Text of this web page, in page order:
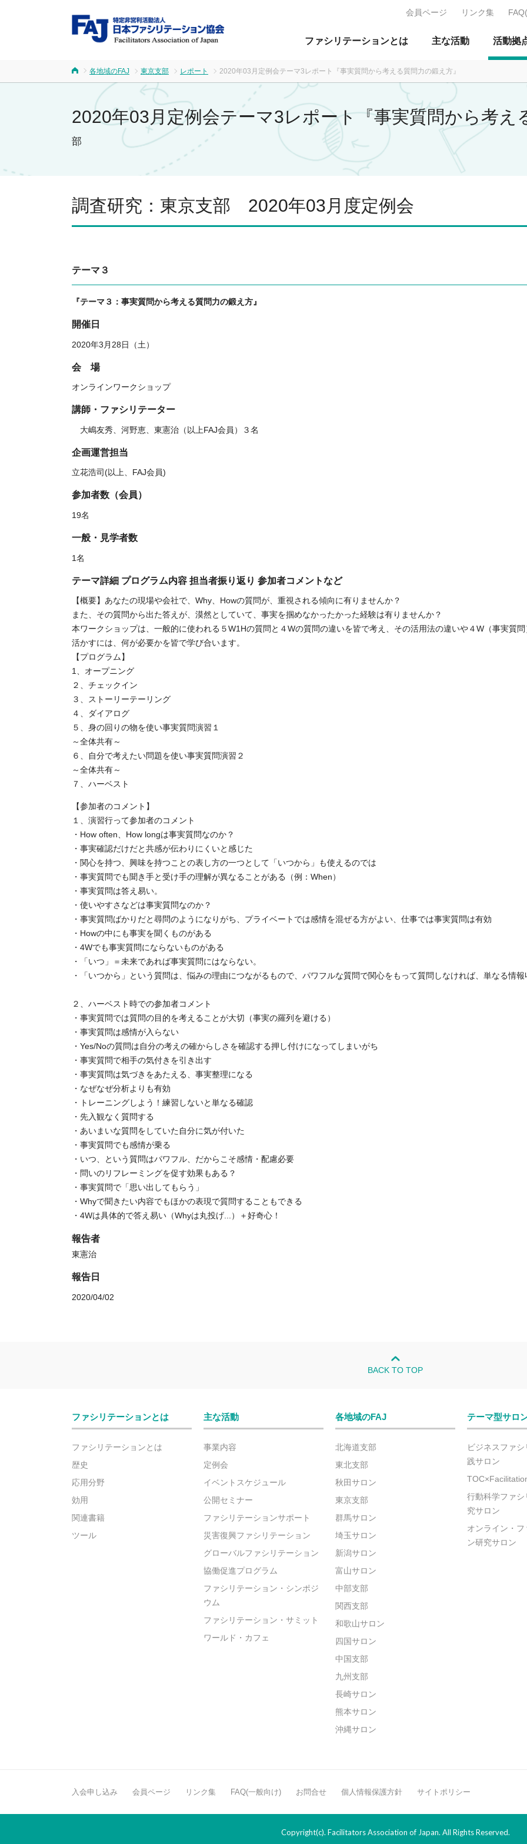
ファシリテーションとは 主な活動 活動拠
会員ページ リンク集
各地域のFAJ 東京支部 レポート 2020年03月定例会テーマ3レポート『事実質問から考える質問力の鍛え方』
2020年03月定例会テーマ3レポート『事実質問から考え
部
調査研究：東京支部 2020年03月度定例会
テーマ３
『テーマ３：事実質問から考える質問力の鍛え方』
開催日
2020年3月28日（土）
会 場
オンラインワークショップ
講師・ファシリテーター
大嶋友秀、河野恵、東憲治（以上FAJ会員）３名
企画運営担当
立花浩司(以上、FAJ会員)
参加者数（会員）
19名
一般・見学者数
1名
テーマ詳細 プログラム内容 担当者振り返り 参加者コメントなど
【概要】あなたの現場や会社で、Why、Howの質問が、重視される傾向に有りませんか？
また、その質問から出た答えが、漠然としていて、事実を掴めなかったかった経験は有りませんか？
本ワークショップは、一般的に使われる５W1Hの質問と４Wの質問の違いを皆で考え、その活用法の違いや４W（事実質問
活かすには、何が必要かを皆で学び合います。
【プログラム】
1、オープニング
２、チェックイン
３、ストーリーテーリング
４、ダイアログ
５、身の回りの物を使い事実質問演習１
～全体共有～
６、自分で考えたい問題を使い事実質問演習２
～全体共有～
７、ハーベスト
【参加者のコメント】
１、演習行って参加者のコメント
・How often、How longは事実質問なのか？
・事実確認だけだと共感が伝わりにくいと感じた
・関心を持つ、興味を持つことの表し方の一つとして「いつから」も使えるのでは
・事実質問でも聞き手と受け手の理解が異なることがある（例：When）
・事実質問は答え易い。
・使いやすさなどは事実質問なのか？
・事実質問ばかりだと尋問のようになりがち、プライベートでは感情を混ぜる方がよい、仕事では事実質問は有効
・Howの中にも事実を聞くものがある
・4Wでも事実質問にならないものがある
・「いつ」＝未来であれば事実質問にはならない。
・「いつから」という質問は、悩みの理由につながるもので、パワフルな質問で関心をもって質問しなければ、単なる情報
２、ハーベスト時での参加者コメント
・事実質問では質問の目的を考えることが大切（事実の羅列を避ける）
・事実質問は感情が入らない
・Yes/Noの質問は自分の考えの確からしさを確認する押し付けになってしまいがち
・事実質問で相手の気付きを引き出す
・事実質問は気づきをあたえる、事実整理になる
・なぜなぜ分析よりも有効
・トレーニングしよう！練習しないと単なる確認
・先入観なく質問する
・あいまいな質問をしていた自分に気が付いた
・事実質問でも感情が乗る
・いつ、という質問はパワフル、だからこそ感情・配慮必要
・問いのリフレーミングを促す効果もある？
・事実質問で「思い出してもらう」
・Whyで聞きたい内容でもほかの表現で質問することもできる
・4Wは具体的で答え易い（Whyは丸投げ...）＋好奇心！
報告者
東憲治
報告日
2020/04/02
BACK TO TOP
ファシリテーションとは
ファシリテーションとは
歴史
応用分野
効用
関連書籍
ツール
主な活動
事業内容
定例会
イベントスケジュール
公開セミナー
ファシリテーションサポート
災害復興ファシリテーション
グローバルファシリテーション
協働促進プログラム
ファシリテーション・シンポジ
ウム
ファシリテーション・サミット
ワールド・カフェ
各地域のFAJ
北海道支部
東北支部
秋田サロン
東京支部
群馬サロン
埼玉サロン
新潟サロン
富山サロン
中部支部
関西支部
和歌山サロン
四国サロン
中国支部
九州支部
長崎サロン
熊本サロン
沖縄サロン
テーマ型サロ
ビジネスファ
践サロン
行動科学ファ
究サロン
オンライン・
ン研究サロン
入会申し込み 会員ページ リンク集 FAQ(一般向け) お問合せ 個人情報保護方針 サイトポリシー
Copyright(c). Facilitators Association of Japan. All Rights Reserved.